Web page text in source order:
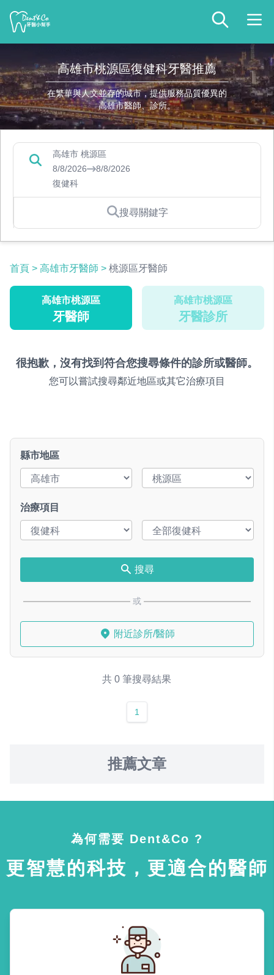
高雄市桃源區復健科牙醫推薦
在繁華與人文並存的城市，提供服務品質優異的
高雄市醫師、診所。
高雄市 桃源區
8/8/2026
8/8/2026
復健科
搜尋關鍵字
首頁 > 高雄市牙醫師 > 桃源區牙醫師
高雄市桃源區
牙醫師
高雄市桃源區
牙醫診所
很抱歉，沒有找到符合您搜尋條件的診所或醫師。
您可以嘗試搜尋鄰近地區或其它治療項目
縣市地區
治療項目
搜尋
或
附近診所/醫師
共 0 筆搜尋結果
1
推薦文章
為何需要 Dent&Co ?
更智慧的科技，更適合的醫師